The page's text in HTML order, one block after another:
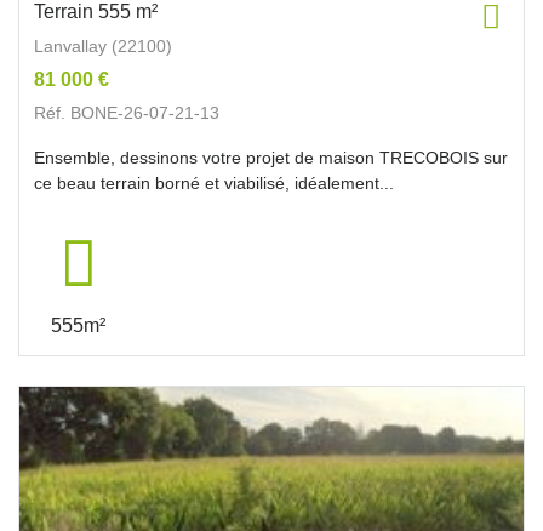
Terrain 555 m²
Lanvallay (22100)
81 000 €
Réf. BONE-26-07-21-13
Ensemble, dessinons votre projet de maison TRECOBOIS sur
ce beau terrain borné et viabilisé, idéalement...
555m²